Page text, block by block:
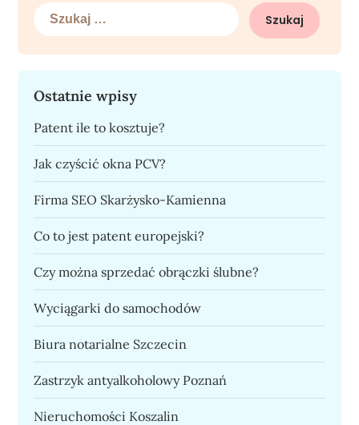
Szukaj:
Ostatnie wpisy
Patent ile to kosztuje?
Jak czyścić okna PCV?
Firma SEO Skarżysko-Kamienna
Co to jest patent europejski?
Czy można sprzedać obrączki ślubne?
Wyciągarki do samochodów
Biura notarialne Szczecin
Zastrzyk antyalkoholowy Poznań
Nieruchomości Koszalin